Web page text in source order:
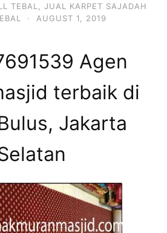
TEBAL
JUAL KARPET SAJADAH
· AUGUST 1, 2019
Agen
terbaik di
Jakarta